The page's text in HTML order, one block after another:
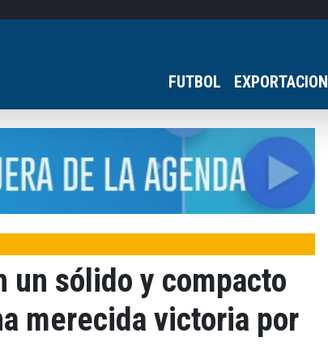
FUTBOL EXPORTACION
un sólido y compacto
merecida victoria por